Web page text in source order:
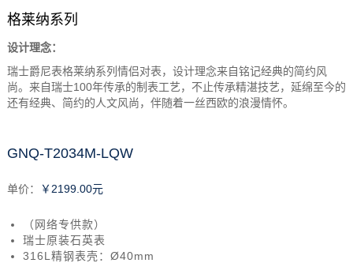
格莱纳系列
设计理念：
瑞士爵尼表格莱纳系列情侣对表，设计理念来自铭记经典的简约风
尚。来自瑞士100年传承的制表工艺，不止传承精湛技艺，延绵至今的
还有经典、简约的人文风尚，伴随着一丝西欧的浪漫情怀。
GNQ-T2034M-LQW
单价： ￥2199.00元
（网络专供款）
瑞士原装石英表
316L精钢表壳：Ø40mm